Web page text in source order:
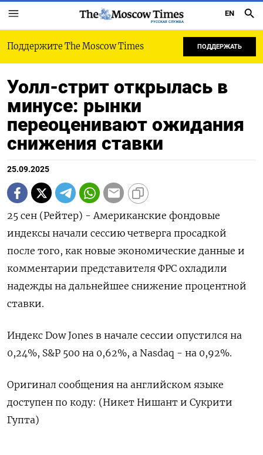
РУССКАЯ СЛУЖБА
EN
Поддержите The Moscow Times ПОДДЕРЖАТЬ
Уолл-стрит открылась в
минусе: рынки
переоценивают ожидания
снижения ставки
25.09.2025
25 сен (Рейтер) - Американские фондовые
индексы начали сессию четверга просадкой
после того, как новые экономические данные и
комментарии представителя ФРС охладили
надежды на дальнейшее снижение процентной
ставки.
Индекс Dow Jones в начале сессии опустился на
0,24%, S&P 500 на 0,62%, а Nasdaq - на 0,92%.
Оригинал сообщения на английском языке
доступен по коду: (Никет Нишант и Сукрити
Гупта)